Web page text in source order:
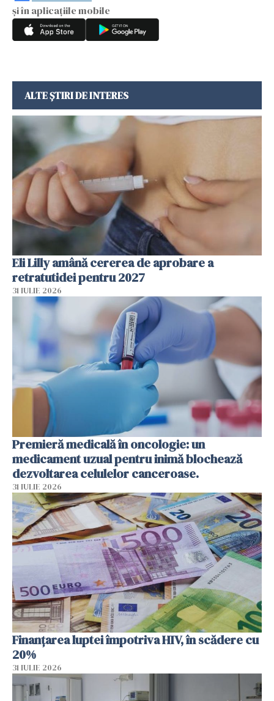
și în aplicațiile mobile
ALTE ȘTIRI DE INTERES
Eli Lilly amână cererea de aprobare a
retratutidei pentru 2027
31 IULIE 2026
Premieră medicală în oncologie: un
medicament uzual pentru inimă blochează
dezvoltarea celulelor canceroase.
31 IULIE 2026
Finanțarea luptei împotriva HIV, în scădere cu
20%
31 IULIE 2026